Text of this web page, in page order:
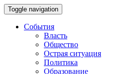
Toggle navigation
События
Власть
Общество
Острая ситуация
Политика
Образование